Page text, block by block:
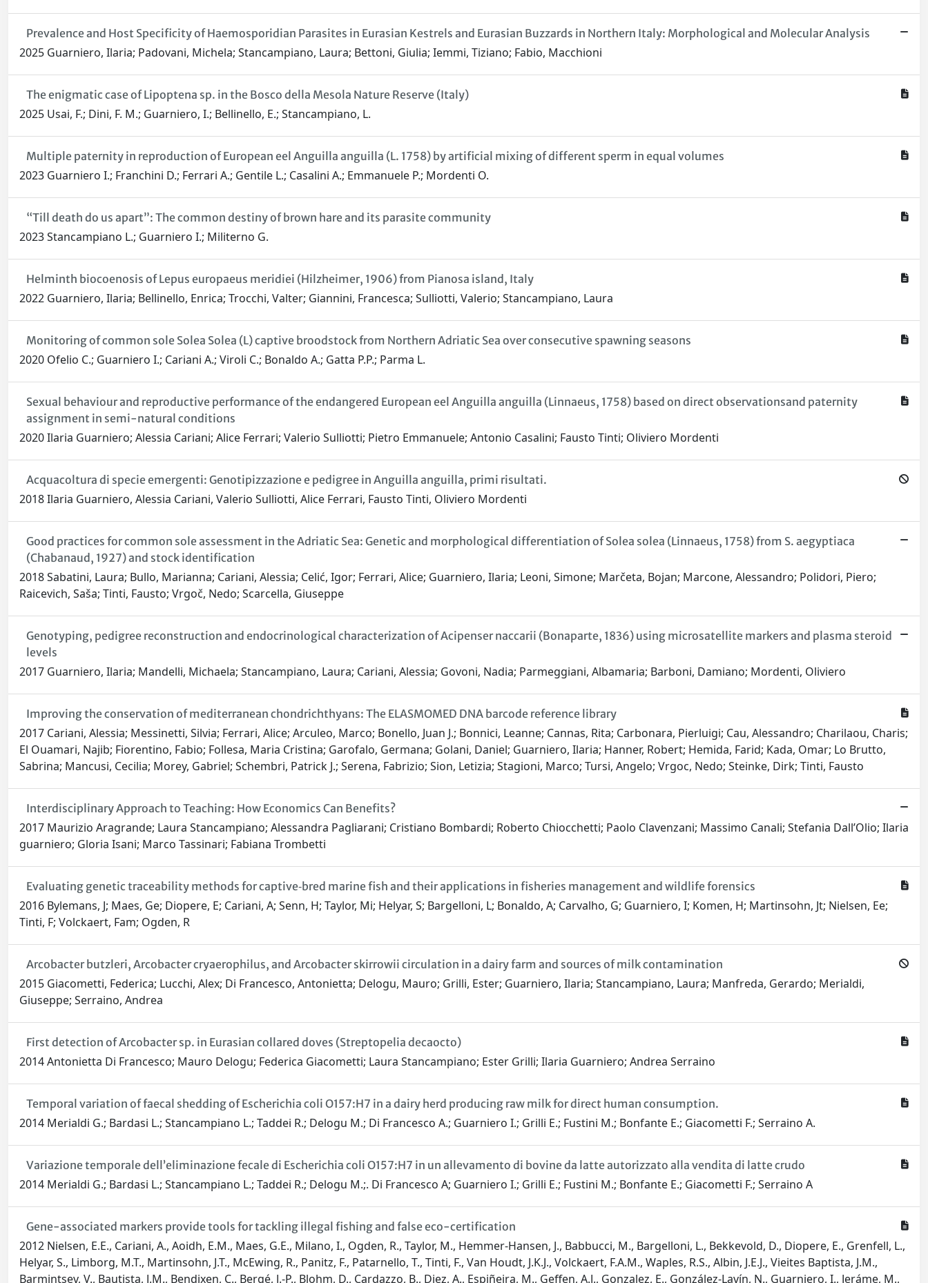
Prevalence and Host Specificity of Haemosporidian Parasites in Eurasian Kestrels and Eurasian Buzzards in Northern Italy: Morphological and Molecular Analysis
2025 Guarniero, Ilaria; Padovani, Michela; Stancampiano, Laura; Bettoni, Giulia; Iemmi, Tiziano; Fabio, Macchioni
The enigmatic case of Lipoptena sp. in the Bosco della Mesola Nature Reserve (Italy)
2025 Usai, F.; Dini, F. M.; Guarniero, I.; Bellinello, E.; Stancampiano, L.
Multiple paternity in reproduction of European eel Anguilla anguilla (L. 1758) by artificial mixing of different sperm in equal volumes
2023 Guarniero I.; Franchini D.; Ferrari A.; Gentile L.; Casalini A.; Emmanuele P.; Mordenti O.
“Till death do us apart”: The common destiny of brown hare and its parasite community
2023 Stancampiano L.; Guarniero I.; Militerno G.
Helminth biocoenosis of Lepus europaeus meridiei (Hilzheimer, 1906) from Pianosa island, Italy
2022 Guarniero, Ilaria; Bellinello, Enrica; Trocchi, Valter; Giannini, Francesca; Sulliotti, Valerio; Stancampiano, Laura
Monitoring of common sole Solea Solea (L) captive broodstock from Northern Adriatic Sea over consecutive spawning seasons
2020 Ofelio C.; Guarniero I.; Cariani A.; Viroli C.; Bonaldo A.; Gatta P.P.; Parma L.
Sexual behaviour and reproductive performance of the endangered European eel Anguilla anguilla (Linnaeus, 1758) based on direct observationsand paternity
assignment in semi-natural conditions
2020 Ilaria Guarniero; Alessia Cariani; Alice Ferrari; Valerio Sulliotti; Pietro Emmanuele; Antonio Casalini; Fausto Tinti; Oliviero Mordenti
Acquacoltura di specie emergenti: Genotipizzazione e pedigree in Anguilla anguilla, primi risultati.
2018 Ilaria Guarniero, Alessia Cariani, Valerio Sulliotti, Alice Ferrari, Fausto Tinti, Oliviero Mordenti
Good practices for common sole assessment in the Adriatic Sea: Genetic and morphological differentiation of Solea solea (Linnaeus, 1758) from S. aegyptiaca
(Chabanaud, 1927) and stock identification
2018 Sabatini, Laura; Bullo, Marianna; Cariani, Alessia; Celić, Igor; Ferrari, Alice; Guarniero, Ilaria; Leoni, Simone; Marčeta, Bojan; Marcone, Alessandro; Polidori, Piero;
Raicevich, Saša; Tinti, Fausto; Vrgoč, Nedo; Scarcella, Giuseppe
Genotyping, pedigree reconstruction and endocrinological characterization of Acipenser naccarii (Bonaparte, 1836) using microsatellite markers and plasma steroid
levels
2017 Guarniero, Ilaria; Mandelli, Michaela; Stancampiano, Laura; Cariani, Alessia; Govoni, Nadia; Parmeggiani, Albamaria; Barboni, Damiano; Mordenti, Oliviero
Improving the conservation of mediterranean chondrichthyans: The ELASMOMED DNA barcode reference library
2017 Cariani, Alessia; Messinetti, Silvia; Ferrari, Alice; Arculeo, Marco; Bonello, Juan J.; Bonnici, Leanne; Cannas, Rita; Carbonara, Pierluigi; Cau, Alessandro; Charilaou, Charis;
El Ouamari, Najib; Fiorentino, Fabio; Follesa, Maria Cristina; Garofalo, Germana; Golani, Daniel; Guarniero, Ilaria; Hanner, Robert; Hemida, Farid; Kada, Omar; Lo Brutto,
Sabrina; Mancusi, Cecilia; Morey, Gabriel; Schembri, Patrick J.; Serena, Fabrizio; Sion, Letizia; Stagioni, Marco; Tursi, Angelo; Vrgoc, Nedo; Steinke, Dirk; Tinti, Fausto
Interdisciplinary Approach to Teaching: How Economics Can Benefits?
2017 Maurizio Aragrande; Laura Stancampiano; Alessandra Pagliarani; Cristiano Bombardi; Roberto Chiocchetti; Paolo Clavenzani; Massimo Canali; Stefania Dall’Olio; Ilaria
guarniero; Gloria Isani; Marco Tassinari; Fabiana Trombetti
Evaluating genetic traceability methods for captive‑bred marine fish and their applications in fisheries management and wildlife forensics
2016 Bylemans, J; Maes, Ge; Diopere, E; Cariani, A; Senn, H; Taylor, Mi; Helyar, S; Bargelloni, L; Bonaldo, A; Carvalho, G; Guarniero, I; Komen, H; Martinsohn, Jt; Nielsen, Ee;
Tinti, F; Volckaert, Fam; Ogden, R
Arcobacter butzleri, Arcobacter cryaerophilus, and Arcobacter skirrowii circulation in a dairy farm and sources of milk contamination
2015 Giacometti, Federica; Lucchi, Alex; Di Francesco, Antonietta; Delogu, Mauro; Grilli, Ester; Guarniero, Ilaria; Stancampiano, Laura; Manfreda, Gerardo; Merialdi,
Giuseppe; Serraino, Andrea
First detection of Arcobacter sp. in Eurasian collared doves (Streptopelia decaocto)
2014 Antonietta Di Francesco; Mauro Delogu; Federica Giacometti; Laura Stancampiano; Ester Grilli; Ilaria Guarniero; Andrea Serraino
Temporal variation of faecal shedding of Escherichia coli O157:H7 in a dairy herd producing raw milk for direct human consumption.
2014 Merialdi G.; Bardasi L.; Stancampiano L.; Taddei R.; Delogu M.; Di Francesco A.; Guarniero I.; Grilli E.; Fustini M.; Bonfante E.; Giacometti F.; Serraino A.
Variazione temporale dell’eliminazione fecale di Escherichia coli O157:H7 in un allevamento di bovine da latte autorizzato alla vendita di latte crudo
2014 Merialdi G.; Bardasi L.; Stancampiano L.; Taddei R.; Delogu M.;. Di Francesco A; Guarniero I.; Grilli E.; Fustini M.; Bonfante E.; Giacometti F.; Serraino A
Gene-associated markers provide tools for tackling illegal fishing and false eco-certification
2012 Nielsen, E.E., Cariani, A., Aoidh, E.M., Maes, G.E., Milano, I., Ogden, R., Taylor, M., Hemmer-Hansen, J., Babbucci, M., Bargelloni, L., Bekkevold, D., Diopere, E., Grenfell, L.,
Helyar, S., Limborg, M.T., Martinsohn, J.T., McEwing, R., Panitz, F., Patarnello, T., Tinti, F., Van Houdt, J.K.J., Volckaert, F.A.M., Waples, R.S., Albin, J.E.J., Vieites Baptista, J.M.,
Barmintsev, V., Bautista, J.M., Bendixen, C., Bergé, J.-P., Blohm, D., Cardazzo, B., Diez, A., Espiñeira, M., Geffen, A.J., Gonzalez, E., González-Lavín, N., Guarniero, I., Jeráme, M.,